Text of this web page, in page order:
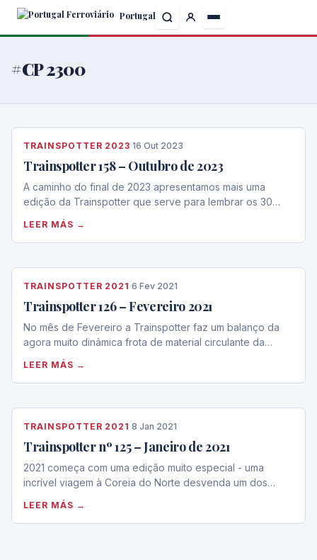
Skip
content
Portugal
#CP 2300
TRAINSPOTTER 2023·16 Out 2023
Trainspotter 158 – Outubro de 2023
A caminho do final de 2023 apresentamos mais uma
edição da Trainspotter que serve para lembrar os 30…
LEER MÁS →
TRAINSPOTTER 2021 ·6 Fev 2021
Trainspotter 126 – Fevereiro 2021
No mês de Fevereiro a Trainspotter faz um balanço da
agora muito dinâmica frota de material circulante da…
LEER MÁS →
TRAINSPOTTER 2021 ·8 Jan 2021
Trainspotter nº 125 – Janeiro de 2021
2021 começa com uma edição muito especial - uma
incrível viagem à Coreia do Norte desvenda um dos…
LEER MÁS →